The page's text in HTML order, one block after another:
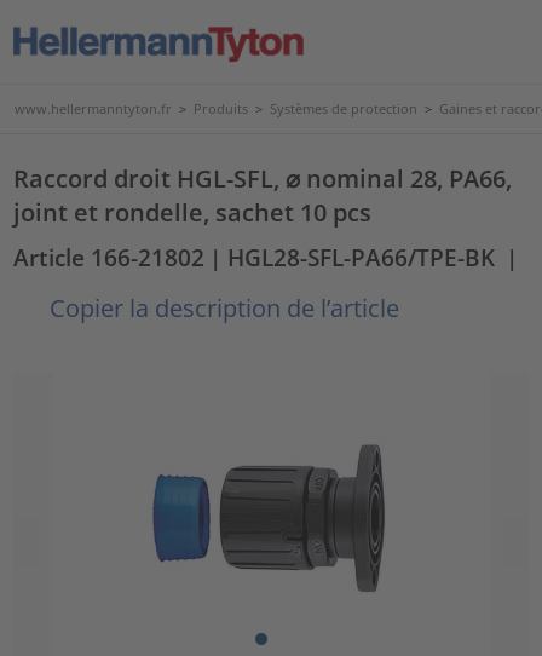
www.hellermanntyton.fr > Produits > Systèmes de protection > Gaines et
Raccord droit HGL-SFL, ⌀ nominal 28, PA66,
joint et rondelle, sachet 10 pcs
Article 166-21802 | HGL28-SFL-PA66/TPE-BK |
Copier la description de l’article